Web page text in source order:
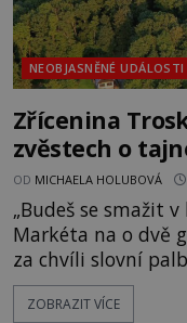
NEOBJASNĚNÉ UDÁLOSTI
Zřícenina
zvěstech o
OD MICHAELA HOLUBOVÁ
„Budeš se smažit
Markéta na o dvě
za chvíli slovní
katolička, druhá
nich se usídlí na
ZOBRAZIT VÍCE